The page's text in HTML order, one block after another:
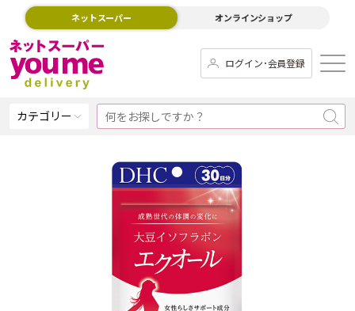
ネットスーパー オンラインショップ
ログイン･会員登録
カテゴリー